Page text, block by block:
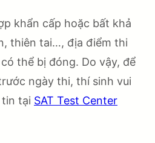
khẩn cấp hoặc bất khả
thiên tai…, địa điểm thi
thể bị đóng. Do vậy, để
ngày thi, thí sinh vui
tại SAT Test Center